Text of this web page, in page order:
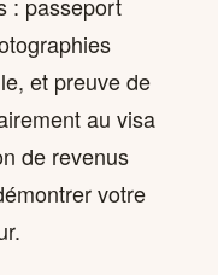
et preuve de
au visa
de revenus
votre